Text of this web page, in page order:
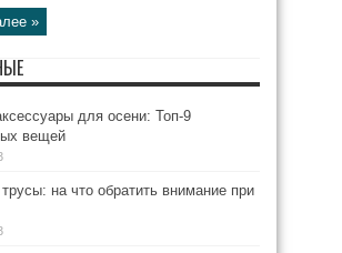
»
для осени: Топ-9
вещей
на что обратить внимание при